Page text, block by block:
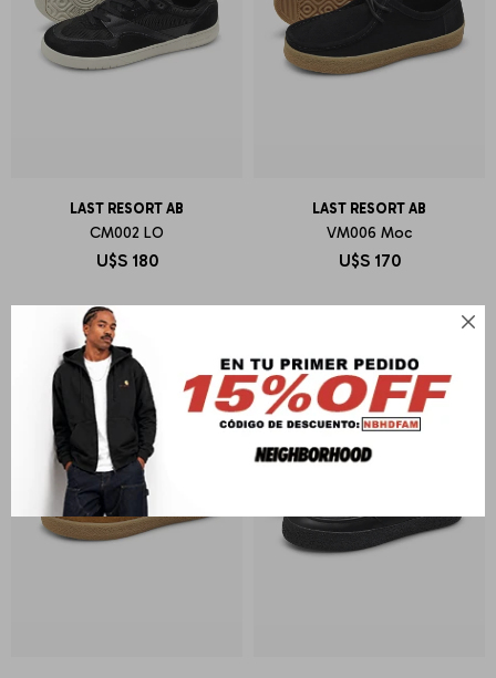

LAST RESORT AB
CM002 LO
U$S 180
LAST RESORT AB
VM006 Moc
U$S 170